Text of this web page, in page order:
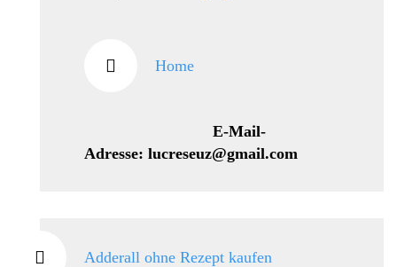
Home
E-Mail-
Adresse: lucreseuz@gmail.com
Adderall ohne Rezept kaufen